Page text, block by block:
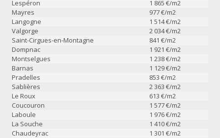
Lespéron
1 865 €/m2
Mayres
977€/m2
Langogne
1 514€/m2
Valgorge
2 034€/m2
Saint-Cirgues-en-Montagne
841 €/m2
Dompnac
1 921 €/m2
Montselgues
1 238€/m2
Barnas
1 129€/m2
Pradelles
853 €/m2
Sablières
2 363 €/m2
Le Roux
613 €/m2
Coucouron
1 577€/m2
Laboule
1 976€/m2
La Souche
1 410€/m2
Chaudeyrac
1 301 €/m2